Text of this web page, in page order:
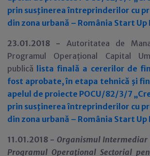
prin susţinerea întreprinderilor cu
din zona urbană – România Start Up
23.01.2018 - Autoritatea de
Programul Operațional Capital
publică
lista finală a cererilor de
fost aprobate, în etapa tehnică şi
apelul de proiecte POCU/82/3/7
prin susţinerea întreprinderilor cu
din zona urbană – România Start Up
11.01.2018 - Organismul Intermediar
Programul Operaţional Sectorial